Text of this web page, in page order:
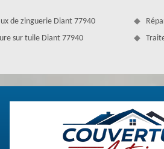
agressifs. Le démoussage fuit
Nous vous assurons un nettoyage simple,
de zinguerie Diant 77940
sur tuile Diant 77940